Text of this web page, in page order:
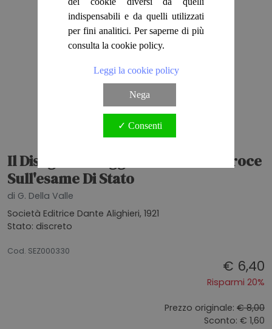
Il Disegno Di Legge Del Ministro Croce
Sull'esame Di Stato
di G. Della Valle
Società Editrice Dante Alighieri, 1921
Stato: discreto
Cod. SEZ000330
€ 6,40
Risparmi 20%
Prezzo originale: € 8,00
Sconto: € 1,60
indispensabili e da quelli utilizzati
per fini analitici. Per saperne di più
consulta la cookie policy.
Leggi la cookie policy
Nega
✓ Consenti